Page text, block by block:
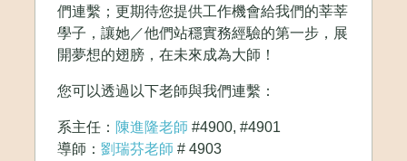
們連繫；更期待您提供工作機會給我們的莘莘
學子，讓她／他們站穩實務經驗的第一步，展
開夢想的翅膀，在未來成為大師！
您可以透過以下老師與我們連繫：
系主任： 陳進隆老師 #4900, #4901
導師： 劉瑞芬老師 # 4903